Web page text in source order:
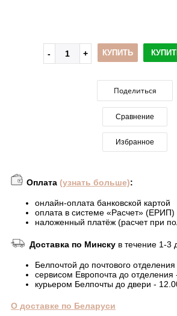
КУПИТЬ
Поделиться
Сравнение
Избранное
Оплата (узнать больше):
онлайн-оплата банковской картой
оплата в системе «Расчет» (ЕРИП)
наложенный платёж (расчет при
Доставка по Минску в течение 1-3
Белпочтой до почтового
сервисом Европочта до отделения
курьером Белпочты до двери -
О доставке по Беларуси